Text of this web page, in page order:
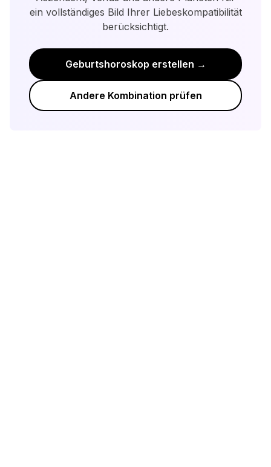
Bereitschaft zu wachsen.
ein vollständiges Bild Ihrer Liebeskompatibilität
berücksichtigt.
Geburtshoroskop erstellen →
Andere Kombination prüfen